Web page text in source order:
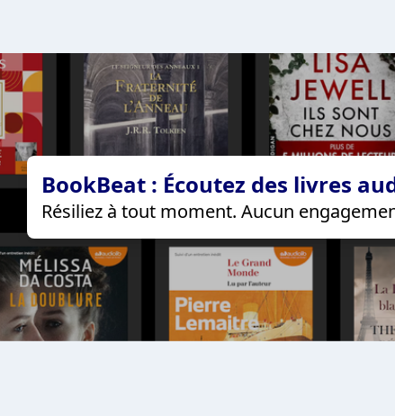
BookBeat : Écoutez des livres
Résiliez à tout moment. Aucun